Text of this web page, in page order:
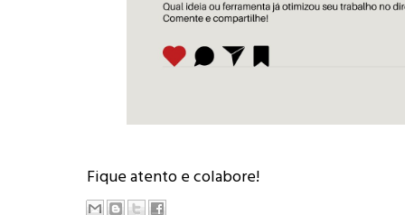
Fique atento e colabore!